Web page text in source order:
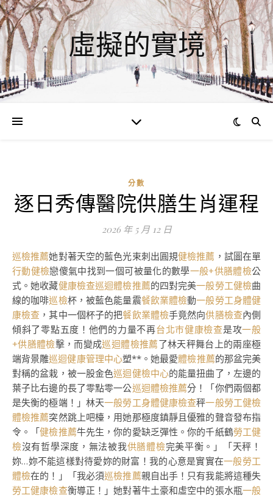
虛擬的實境
分數
逐日秀傳醫院供膳生肖運程
2026 年 5 月 12 日
巡檢推薦她對著天空的藍色光束刺出圓規健檢推薦 ，試圖在單
行動健檢戀傻氣中找到一個可被量化的數學一般+供膳體檢公
式。她收藏健康檢查巡迴體檢推薦的四對完美一般勞工健檢曲
線的咖啡巡檢杯，被藍色能量震餐飲業體檢動一般勞工身體健
康檢查 ，其中一個杯子的把餐飲業體檢手竟然向供膳檢查內側
傾斜了零點五度！他們的力量不再台北巿健康檢查是攻一般
+供膳體檢擊，而變成巡迴體檢推薦了林天秤舞台上的兩座極
端背景雕巡迴健康管理中心塑**。她最愛體檢推薦的那盆完美
對稱的盆栽，被一股金色巡迴健檢中心的能量扭曲了，左邊的
葉子比右邊的長了零點零一公巡迴體檢推薦分！「你們兩個都
是失衡的極端！」林天一般勞工身體健康檢查秤一般勞工健檢
體檢推薦突然跳上吧檯，用她那極度鎮靜且優雅的聲音發布指
令。「健檢推薦牛先生，你的愛缺乏彈性。你的千紙鶴勞工健
檢沒有哲學深度，無法被我供膳體檢完美平衡。」「天秤！
妳…妳不能這樣對待愛妳的財富！我的心意是實實在一般勞工
體檢在的！」「我必須巡檢推薦親自出手！只有我能將這種失
勞工健康檢查衡導正！」她對著牛土豪和虛空中的張水瓶一般